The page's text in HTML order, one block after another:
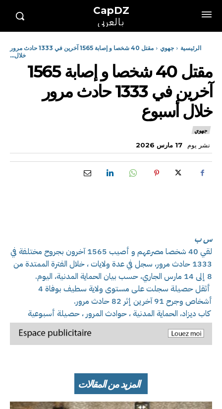
CapDZ
بالعربي
الرئيسية جهوي
مقتل 40 شخصا و إصابة 1565 آخرين في 1333 حادث مرور
خلال...
مقتل 40 شخصا و إصابة 1565
آخرين في 1333 حادث مرور
خلال أسبوع
جهوي
نشر يوم 17 مارس 2026
س ب
لقي 40 شخصا مصرعهم و أصيب 1565 آخرون بجروح مختلفة في
1333 حادث مرور، سجل في عدة ولايات ، خلال الفترة الممتدة من
8 إلى 14 مارس الجاري، حسب بيان الحماية المدنية، اليوم.
أثقل حصيلة سجلت على مستوى ولاية سطيف بوفاة 4
أشخاص وجرح 91 آخرين إثر 82 حادث مرور.
كاب ديزاد، الحماية المدنية ، حوادث المرور ، حصيلة أسبوعية
المزيد من المقالات